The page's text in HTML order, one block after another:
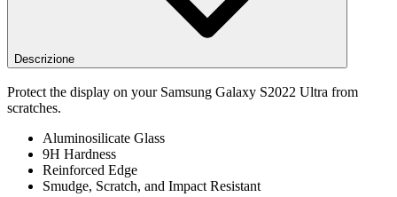
Descrizione
Protect the display on your Samsung Galaxy S2022 Ultra from
scratches.
Aluminosilicate Glass
9H Hardness
Reinforced Edge
Smudge, Scratch, and Impact Resistant